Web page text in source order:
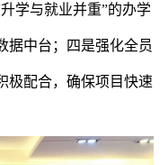
学与就业并重”的办学
据中台；四是强化全员
极配合，确保项目快速